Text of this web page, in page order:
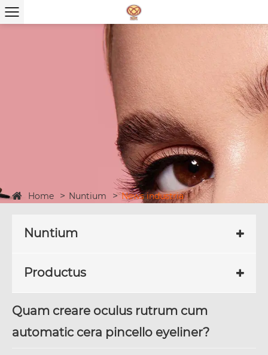
Home Nuntium News industria
Nuntium
Productus
Quam creare oculus rutrum cum
automatic cera pincello eyeliner?